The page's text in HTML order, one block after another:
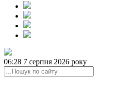
06:28 7 серпня 2026 року